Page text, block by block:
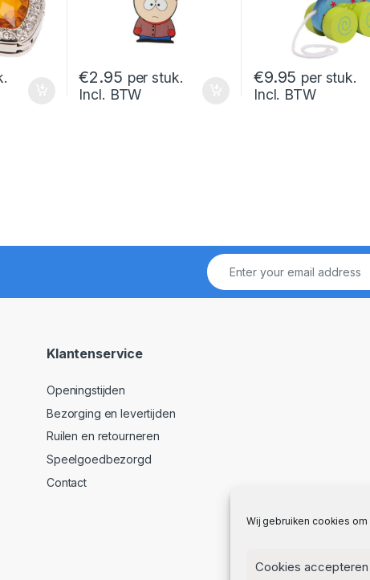
Wij gebruiken cookies
Cookies accepteren
€2.95 per stuk.
Incl. BTW
€9.95 per stuk.
Incl. BTW
Klantenservice
Openingstijden
Bezorging en levertijden
Ruilen en retourneren
Speelgoedbezorgd
Contact